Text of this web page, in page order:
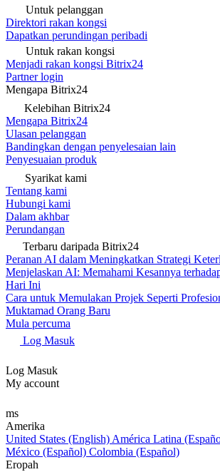
Untuk pelanggan
Direktori rakan kongsi
Dapatkan perundingan peribadi
Untuk rakan kongsi
Menjadi rakan kongsi Bitrix24
Partner login
Mengapa Bitrix24
Kelebihan Bitrix24
Mengapa Bitrix24
Ulasan pelanggan
Bandingkan dengan penyelesaian lain
Penyesuaian produk
Syarikat kami
Tentang kami
Hubungi kami
Dalam akhbar
Perundangan
Terbaru daripada Bitrix24
Peranan AI dalam Meningkatkan Strategi
Menjelaskan AI: Memahami Kesannya
Hari Ini
Cara untuk Memulakan Projek Seperti
Muktamad Orang Baru
Mula percuma
Log Masuk
Log Masuk
My account
ms
Amerika
United States (English) América Latina
México (Español) Colombia (Español)
Eropah